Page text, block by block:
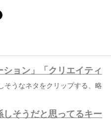
ション」「クリエイティ
そうなネタをクリップする、略
そうだと思ってるキー